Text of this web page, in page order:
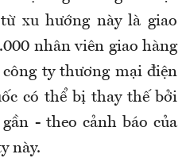
xu hướng này là giao
nhân viên giao hàng
ty thương mại điện
có thể bị thay thế bởi
- theo cảnh báo của
này.